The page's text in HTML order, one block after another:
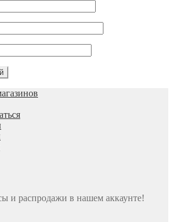
и распродажи в нашем аккаунте!